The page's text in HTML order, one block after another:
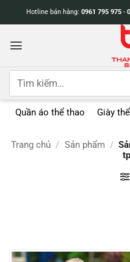
dung
Hotline bán hàng: 0961 795 975 -
Tìm
Quần áo thể thao Giày
Trang chủ / Sản phẩm /